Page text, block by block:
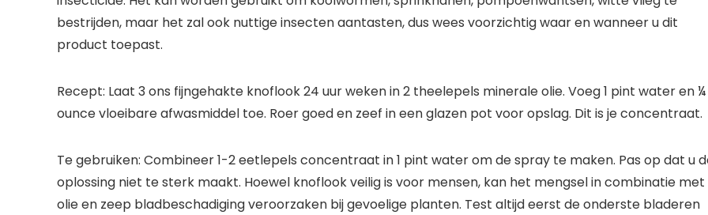
bestrijden, maar het zal ook nuttige insecten aantasten, dus wees voorzichtig waar en wanneer u dit
product toepast.
Recept: Laat 3 ons fijngehakte knoflook 24 uur weken in 2 theelepels minerale olie. Voeg 1 pint water en ¼
ounce vloeibare afwasmiddel toe. Roer goed en zeef in een glazen pot voor opslag. Dit is je concentraat.
Te gebruiken: Combineer 1-2 eetlepels concentraat in 1 pint water om de spray te maken. Pas op dat u
oplossing niet te sterk maakt. Hoewel knoflook veilig is voor mensen, kan het mengsel in combinatie met
olie en zeep bladbeschadiging veroorzaken bij gevoelige planten. Test altijd eerst de onderste bladeren